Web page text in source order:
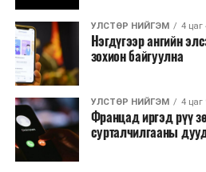
Зайлшгүй
тавилга, автомашин
Батлан хамгаалах,
сургалт, дадлага;
Хуулиар заавал
контент, хэвлэлийн
Заавал олгохоос бусад
УЛСТӨР НИЙГЭМ 4 цаг
Нэгдүгээр ангийн
зохион байгуулна
УЛСТӨР НИЙГЭМ 4 цаг
Францад иргэд рүү
сурталчилгааны